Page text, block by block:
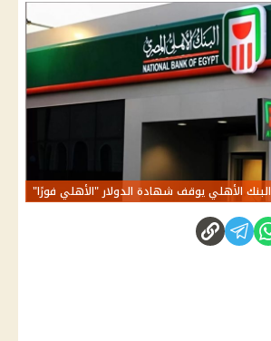
البنك الأهلي يوقف شهادة الدولار "الأهلي فورًا"